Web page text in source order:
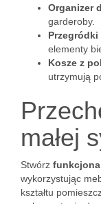
Organizer
garderoby.
elementy
Kosze z
utrzymują
małej
Stwórz
wykorzystując
kształtu